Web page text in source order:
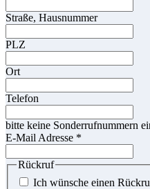
Straße, Hausnummer
PLZ
Ort
Telefon
bitte keine Sonderrufnummern
E-Mail Adresse *
Rückruf
Ich wünsche einen